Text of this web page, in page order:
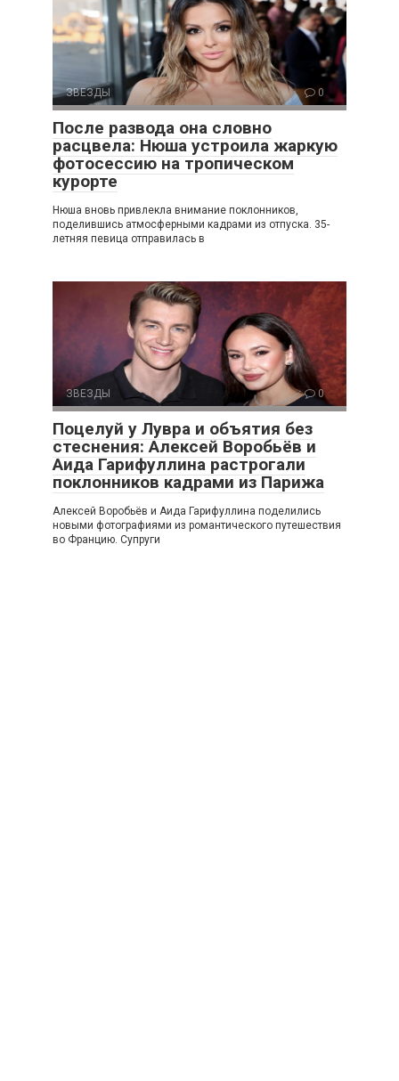
ЗВЕЗДЫ 0
После развода она словно
расцвела: Нюша устроила жаркую
фотосессию на тропическом
курорте
Нюша вновь привлекла внимание поклонников,
поделившись атмосферными кадрами из отпуска. 35-
летняя певица отправилась в
ЗВЕЗДЫ 0
Поцелуй у Лувра и объятия без
стеснения: Алексей Воробьёв и
Аида Гарифуллина растрогали
поклонников кадрами из Парижа
Алексей Воробьёв и Аида Гарифуллина поделились
новыми фотографиями из романтического путешествия
во Францию. Супруги